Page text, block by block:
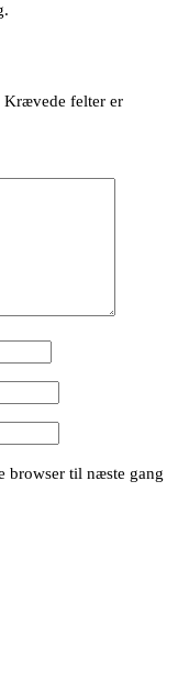
Krævede felter er
browser til næste gang